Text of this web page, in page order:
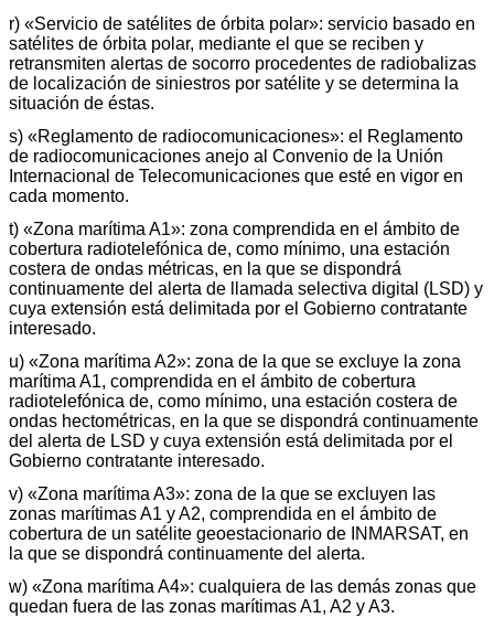
r) «Servicio de satélites de órbita polar»: servicio basado en
satélites de órbita polar, mediante el que se reciben y
retransmiten alertas de socorro procedentes de radiobalizas
de localización de siniestros por satélite y se determina la
situación de éstas.
s) «Reglamento de radiocomunicaciones»: el Reglamento
de radiocomunicaciones anejo al Convenio de la Unión
Internacional de Telecomunicaciones que esté en vigor en
cada momento.
t) «Zona marítima A1»: zona comprendida en el ámbito de
cobertura radiotelefónica de, como mínimo, una estación
costera de ondas métricas, en la que se dispondrá
continuamente del alerta de llamada selectiva digital (LSD) y
cuya extensión está delimitada por el Gobierno contratante
interesado.
u) «Zona marítima A2»: zona de la que se excluye la zona
marítima A1, comprendida en el ámbito de cobertura
radiotelefónica de, como mínimo, una estación costera de
ondas hectométricas, en la que se dispondrá continuamente
del alerta de LSD y cuya extensión está delimitada por el
Gobierno contratante interesado.
v) «Zona marítima A3»: zona de la que se excluyen las
zonas marítimas A1 y A2, comprendida en el ámbito de
cobertura de un satélite geoestacionario de INMARSAT, en
la que se dispondrá continuamente del alerta.
w) «Zona marítima A4»: cualquiera de las demás zonas que
quedan fuera de las zonas marítimas A1, A2 y A3.